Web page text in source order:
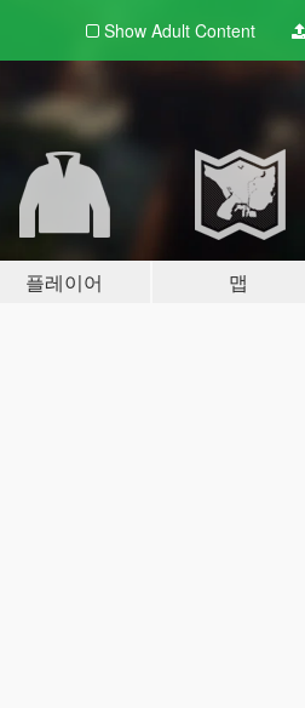
Show Adult Content
플레이어 맵